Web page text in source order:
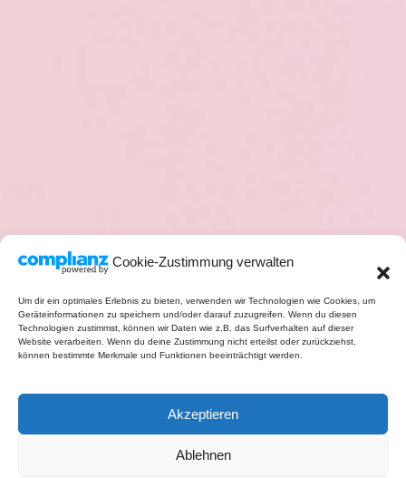
Cookie-Zustimmung verwalten
Um dir ein optimales Erlebnis zu bieten, verwenden wir Technologien wie Cookies, um
Geräteinformationen zu speichern und/oder darauf zuzugreifen. Wenn du diesen
Technologien zustimmst, können wir Daten wie z.B. das Surfverhalten auf dieser
Website verarbeiten. Wenn du deine Zustimmung nicht erteilst oder zurückziehst,
können bestimmte Merkmale und Funktionen beeinträchtigt werden.
Akzeptieren
Ablehnen